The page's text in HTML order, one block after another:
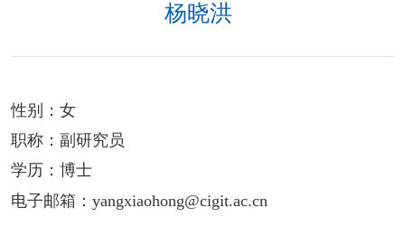
杨晓洪
性别：女
职称：副研究员
学历：博士
电子邮箱：yangxiaohong@cigit.ac.cn